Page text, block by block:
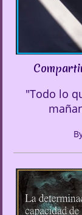
"Todo lo